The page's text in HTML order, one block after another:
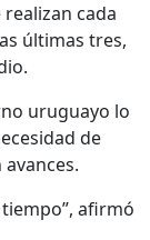
cada
últimas tres,
uruguayo lo
de
afirmó